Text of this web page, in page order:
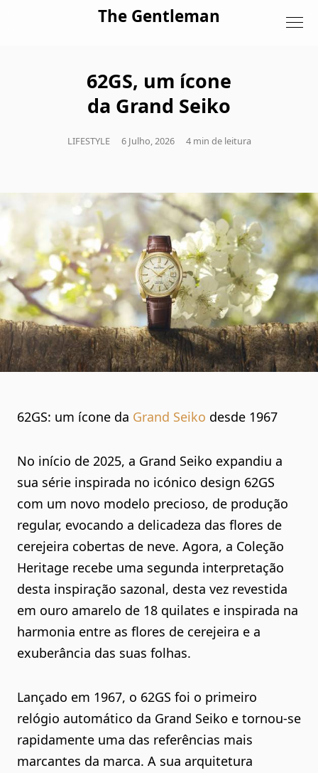
The Gentleman
62GS, um ícone
da Grand Seiko
LIFESTYLE 6 Julho, 2026 4 min de leitura
62GS: um ícone da Grand Seiko desde 1967
No início de 2025, a Grand Seiko expandiu a
sua série inspirada no icónico design 62GS
com um novo modelo precioso, de produção
regular, evocando a delicadeza das flores de
cerejeira cobertas de neve. Agora, a Coleção
Heritage recebe uma segunda interpretação
desta inspiração sazonal, desta vez revestida
em ouro amarelo de 18 quilates e inspirada na
harmonia entre as flores de cerejeira e a
exuberância das suas folhas.
Lançado em 1967, o 62GS foi o primeiro
relógio automático da Grand Seiko e tornou-se
rapidamente uma das referências mais
marcantes da marca. A sua arquitetura